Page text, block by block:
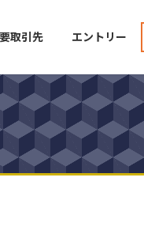
取引先 エントリー